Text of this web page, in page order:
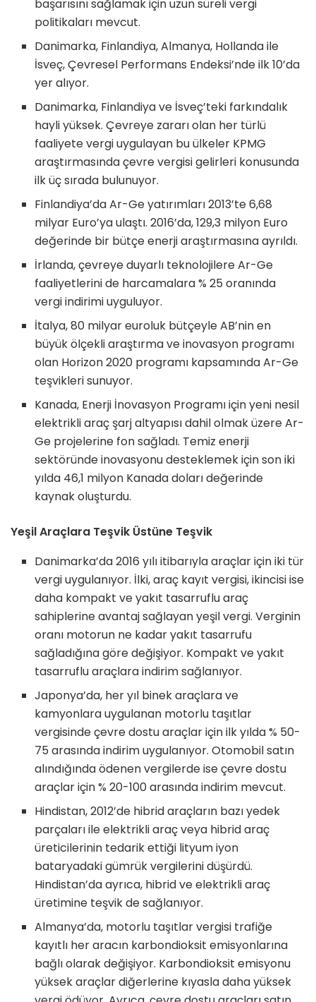
başarısını sağlamak için uzun süreli vergi
politikaları mevcut.
Danimarka, Finlandiya, Almanya, Hollanda ile
İsveç, Çevresel Performans Endeksi’nde ilk 10’da
yer alıyor.
Danimarka, Finlandiya ve İsveç’teki farkındalık
hayli yüksek. Çevreye zararı olan her türlü
faaliyete vergi uygulayan bu ülkeler KPMG
araştırmasında çevre vergisi gelirleri konusunda
ilk üç sırada bulunuyor.
Finlandiya’da Ar-Ge yatırımları 2013’te 6,68
milyar Euro’ya ulaştı. 2016’da, 129,3 milyon Euro
değerinde bir bütçe enerji araştırmasına ayrıldı.
İrlanda, çevreye duyarlı teknolojilere Ar-Ge
faaliyetlerini de harcamalara % 25 oranında
vergi indirimi uyguluyor.
İtalya, 80 milyar euroluk bütçeyle AB’nin en
büyük ölçekli araştırma ve inovasyon programı
olan Horizon 2020 programı kapsamında Ar-Ge
teşvikleri sunuyor.
Kanada, Enerji İnovasyon Programı için yeni nesil
elektrikli araç şarj altyapısı dahil olmak üzere Ar-
Ge projelerine fon sağladı. Temiz enerji
sektöründe inovasyonu desteklemek için son iki
yılda 46,1 milyon Kanada doları değerinde
kaynak oluşturdu.
Yeşil Araçlara Teşvik Üstüne Teşvik
Danimarka’da 2016 yılı itibarıyla araçlar için iki tür
vergi uygulanıyor. İlki, araç kayıt vergisi, ikincisi ise
daha kompakt ve yakıt tasarruflu araç
sahiplerine avantaj sağlayan yeşil vergi. Verginin
oranı motorun ne kadar yakıt tasarrufu
sağladığına göre değişiyor. Kompakt ve yakıt
tasarruflu araçlara indirim sağlanıyor.
Japonya’da, her yıl binek araçlara ve
kamyonlara uygulanan motorlu taşıtlar
vergisinde çevre dostu araçlar için ilk yılda % 50-
75 arasında indirim uygulanıyor. Otomobil satın
alındığında ödenen vergilerde ise çevre dostu
araçlar için % 20-100 arasında indirim mevcut.
Hindistan, 2012’de hibrid araçların bazı yedek
parçaları ile elektrikli araç veya hibrid araç
üreticilerinin tedarik ettiği lityum iyon
bataryadaki gümrük vergilerini düşürdü.
Hindistan’da ayrıca, hibrid ve elektrikli araç
üretimine teşvik de sağlanıyor.
Almanya’da, motorlu taşıtlar vergisi trafiğe
kayıtlı her aracın karbondioksit emisyonlarına
bağlı olarak değişiyor. Karbondioksit emisyonu
yüksek araçlar diğerlerine kıyasla daha yüksek